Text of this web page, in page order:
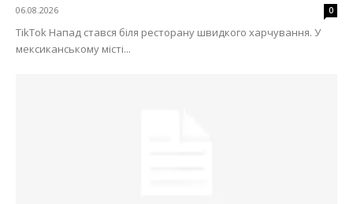
06.08.2026 0
TikTok Напад стався біля ресторану швидкого харчування. У
мексиканському місті...